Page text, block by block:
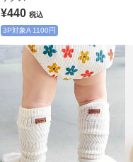
¥440 税込
3P対象A 1100円